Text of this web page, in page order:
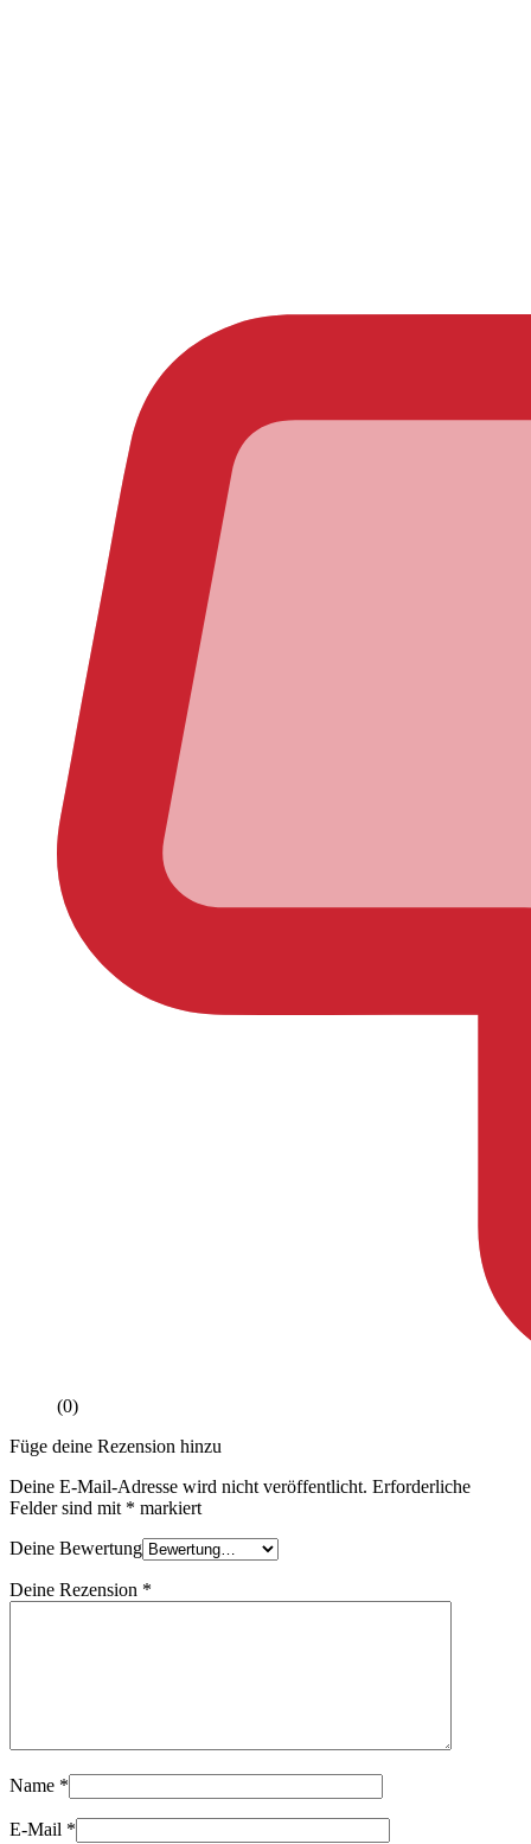
(0)
Füge deine Rezension hinzu
Deine E-Mail-Adresse wird nicht veröffentlicht. Erforderliche
Felder sind mit * markiert
Deine Bewertung
Deine Rezension *
Name *
E-Mail *